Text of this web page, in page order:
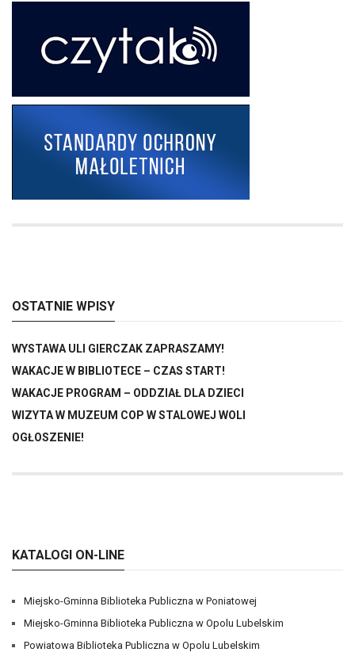
OSTATNIE WPISY
WYSTAWA ULI GIERCZAK ZAPRASZAMY!
WAKACJE W BIBLIOTECE – CZAS START!
WAKACJE PROGRAM – ODDZIAŁ DLA DZIECI
WIZYTA W MUZEUM COP W STALOWEJ WOLI
OGŁOSZENIE!
KATALOGI ON-LINE
Miejsko-Gminna Biblioteka Publiczna w Poniatowej
Miejsko-Gminna Biblioteka Publiczna w Opolu Lubelskim
Powiatowa Biblioteka Publiczna w Opolu Lubelskim